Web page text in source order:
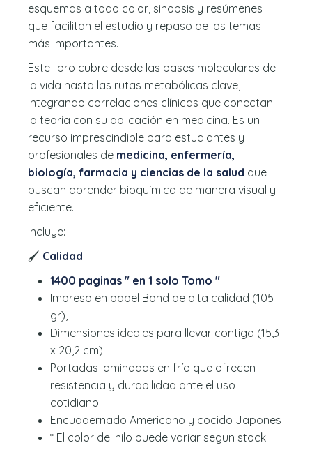
esquemas a todo color, sinopsis y resúmenes
que facilitan el estudio y repaso de los temas
más importantes.
Este libro cubre desde las bases moleculares de
la vida hasta las rutas metabólicas clave,
integrando correlaciones clínicas que conectan
la teoría con su aplicación en medicina. Es un
recurso imprescindible para estudiantes y
profesionales de medicina, enfermería,
biología, farmacia y ciencias de la salud que
buscan aprender bioquímica de manera visual y
eficiente.
Incluye:
🖌️ Calidad
1400 paginas " en 1 solo Tomo "
Impreso en papel Bond de alta calidad (105
gr),
Dimensiones ideales para llevar contigo (15,3
x 20,2 cm).
Portadas laminadas en frío que ofrecen
resistencia y durabilidad ante el uso
cotidiano.
Encuadernado Americano y cocido Japones
* El color del hilo puede variar segun stock